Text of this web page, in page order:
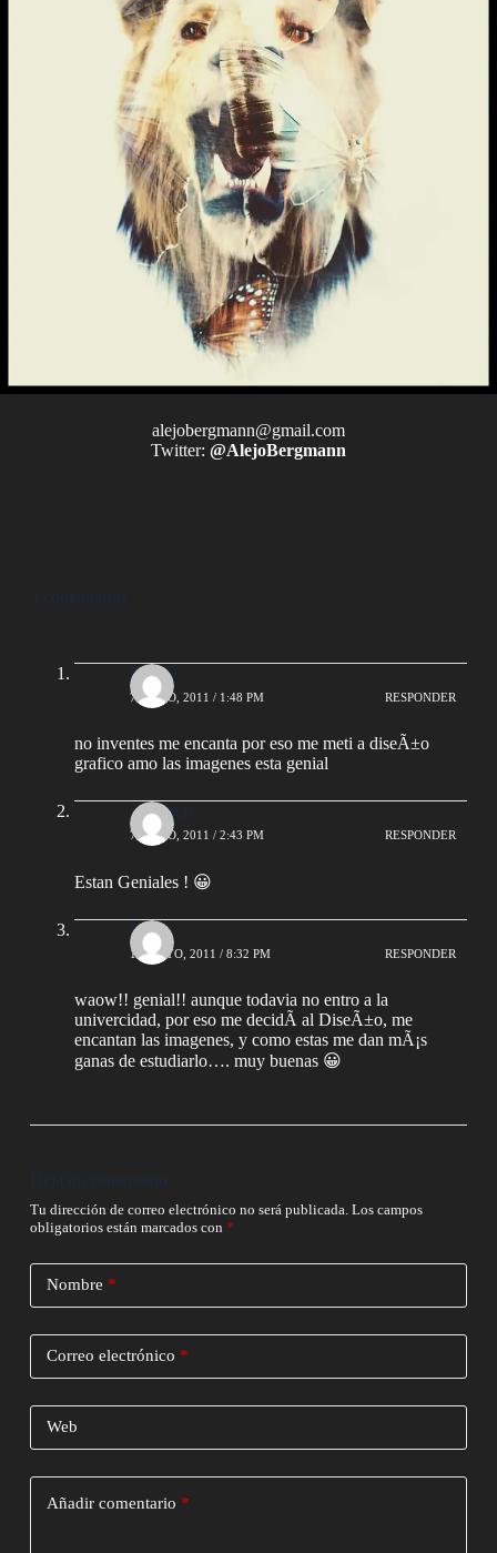
alejobergmann@gmail.com
Twitter: @AlejoBergmann
3 comentarios
DiaNa
7 MAYO, 2011 / 1:48 PM RESPONDER
no inventes me encanta por eso me meti a diseÃ±o
grafico amo las imagenes esta genial
sz_green
7 MAYO, 2011 / 2:43 PM RESPONDER
Estan Geniales ! 😀
Robin
11 MAYO, 2011 / 8:32 PM RESPONDER
waow!! genial!! aunque todavia no entro a la
univercidad, por eso me decidÃ­ al DiseÃ±o, me
encantan las imagenes, y como estas me dan mÃ¡s
ganas de estudiarlo…. muy buenas 😀
Deja un comentario
Tu dirección de correo electrónico no será publicada. Los campos
obligatorios están marcados con *
Nombre *
Correo electrónico *
Web
Añadir comentario *